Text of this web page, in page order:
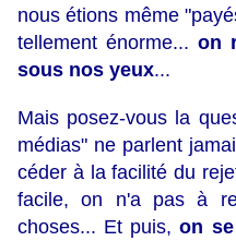
nous étions même
tellement énorme... on
sous nos yeux...
Mais posez-vous la
médias" ne parlent
céder à la facilité du
facile, on n'a pas à
choses... Et puis,on